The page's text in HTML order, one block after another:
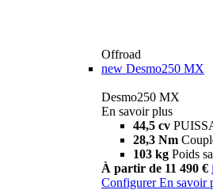
Offroad
new Desmo250 MX
Desmo250 MX
En savoir plus
44,5 cv
28,3 Nm
103 kg Poids
À partir de 11 490 €
Configurer En savoir